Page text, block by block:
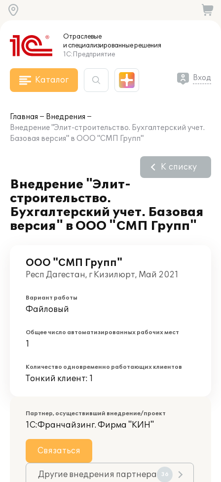
Отраслевые
и специализированныерешения
1С:Предприятие
Каталог Вход
Главная
Внедрения
Внедрение "Элит-строительство. Бухгалтерский учет.
Базовая версия" в ООО "СМП Групп"
Внедрение "Элит-
строительство.
Бухгалтерский учет. Базовая
версия" в ООО "СМП Групп"
К списку
ООО "СМП Групп"
Респ Дагестан, г Кизилюрт, Май 2021
Вариант работы
Файловый
Общее число автоматизированных рабочих мест
1
Количество одновременно работающих клиентов
Тонкий клиент: 1
Партнер, осуществивший внедрение/проект
1С:Франчайзинг. Фирма "КИН"
Связаться
Другие внедрения партнера 36